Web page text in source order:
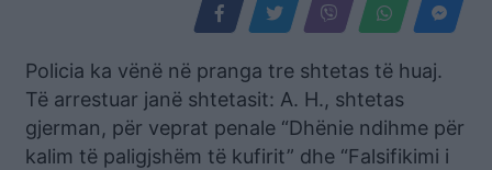
Policia ka vënë në pranga tre shtetas të huaj.
Të arrestuar janë shtetasit: A. H., shtetas
gjerman, për veprat penale “Dhënie ndihme për
kalim të paligjshëm të kufirit” dhe “Falsifikimi i